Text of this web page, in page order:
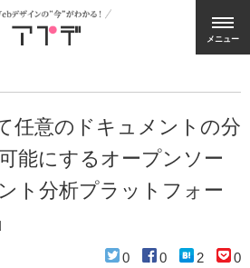
メニュー
任意のドキュメントの分
能にするオープンソー
ト分析プラットフォー
0 0 2 0